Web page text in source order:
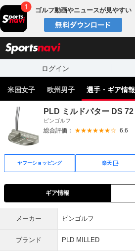
ゴルフ動画やニュースが見やすい
ログイン
米国女子 欧州男子 選手・ギア情報
PLD ミルドパター DS 72
ピンゴルフ
総合評価： ★★★★★★☆ 6.6
ヤフーショッピング 楽天
ギア情報
メーカー ピンゴルフ
ブランド PLD MILLED